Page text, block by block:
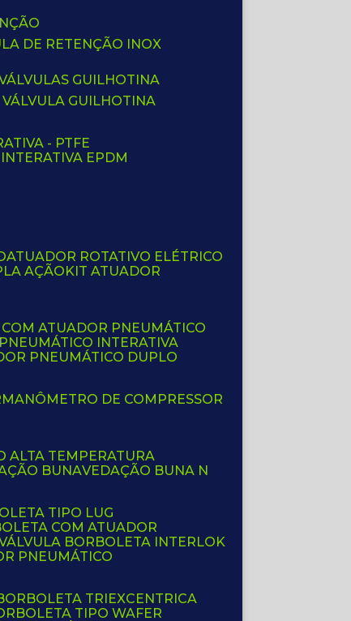
DE RETENÇÃO INOX
VÁLVULAS GUILHOTINA
VÁLVULA GUILHOTINA
- PTFE
EPDM
ATUADOR ROTATIVO ELÉTRICO
AÇÃO
KIT ATUADOR
COM ATUADOR PNEUMÁTICO
PNEUMÁTICO INTERATIVA
PNEUMÁTICO DUPLO
MANÔMETRO DE COMPRESSOR
ALTA TEMPERATURA
BUNA VEDAÇÃO BUNA N
TIPO LUG
COM ATUADOR
VÁLVULA BORBOLETA INTERLOK
PNEUMÁTICO
TRIEXCENTRICA
TIPO WAFER